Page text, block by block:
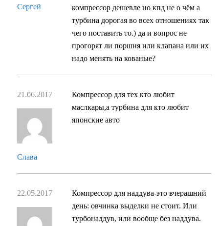
Сергей
компрессор дешевле но кпд не о чём а
турбина дорогая во всех отношениях так
чего поставить то.) да и вопрос не
прогорят ли поршня или клапана или их
надо менять на кованые?
21.06.2017
Слава
Компрессор для тех кто любит
маслкары,а турбина для кто любит
японские авто
22.05.2017
Компрессор для наддува-это вчерашний
день: овчинка выделки не стоит. Или
турбонаддув, или вообще без наддува.